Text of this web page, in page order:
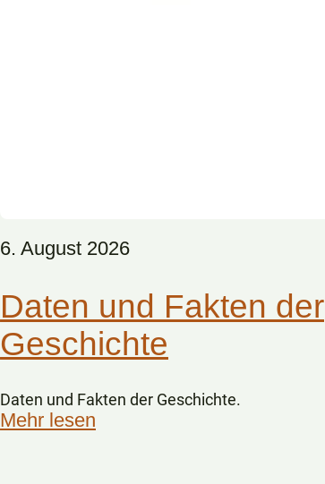
6. August 2026
Daten und Fakten der
Geschichte
Daten und Fakten der Geschichte.
Mehr lesen